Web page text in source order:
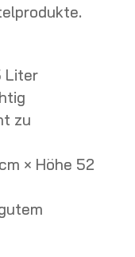
Liter
zu
× Höhe 52